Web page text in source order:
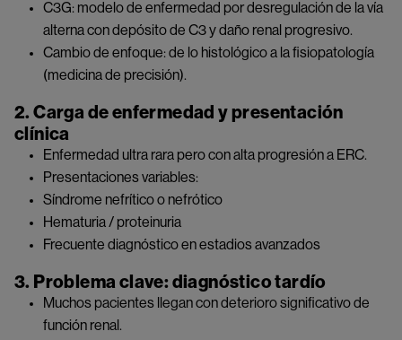
C3G: modelo de enfermedad por desregulación de la vía
alterna con depósito de C3 y daño renal progresivo.
Cambio de enfoque: de lo histológico a la fisiopatología
(medicina de precisión).
2. Carga de enfermedad y presentación
clínica
Enfermedad ultra rara pero con alta progresión a ERC.
Presentaciones variables:
Síndrome nefrítico o nefrótico
Hematuria / proteinuria
Frecuente diagnóstico en estadios avanzados
3. Problema clave: diagnóstico tardío
Muchos pacientes llegan con deterioro significativo de
función renal.